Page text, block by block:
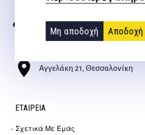
Μη αποδοχή Αποδοχή
2310 267108
Αγγελάκη 21, Θεσσαλονίκη
ΕΤΑΙΡΕΊΑ
Σχετικά Με Εμάς